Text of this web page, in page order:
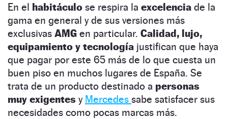
En el habitáculo se respira la excelencia de la
gama en general y de sus versiones más
exclusivas AMG en particular. Calidad, lujo,
equipamiento y tecnología justifican que haya
que pagar por este 65 más de lo que cuesta un
buen piso en muchos lugares de España. Se
trata de un producto destinado a personas
muy exigentes y Mercedes sabe satisfacer sus
necesidades como pocas marcas más.